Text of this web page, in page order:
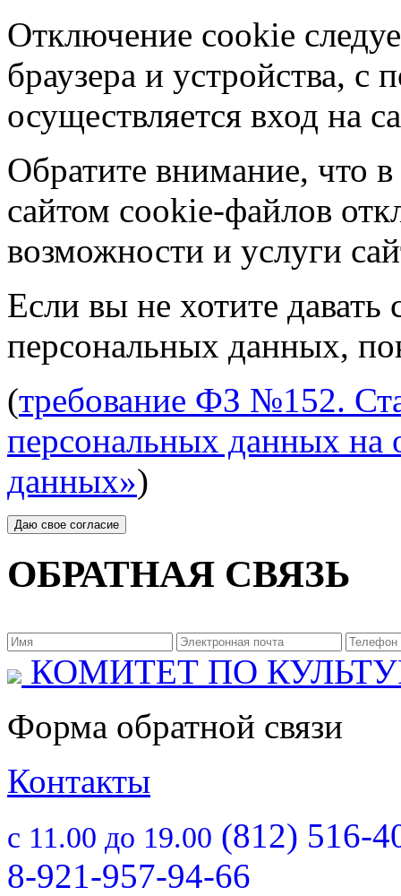
Отключение cookie
браузера и устройства,
осуществляется вход на
Обратите внимание, что в
сайтом cookie-файлов
возможности и услуги
Если вы не хотите давать
персональных данных,
(требование ФЗ №152.
персональных данных на
данных»)
ОБРАТНАЯ СВЯЗЬ
КОМИТЕТ ПО
Форма обратной связи
Контакты
с 11.00 до 19.00 (812) 516-
8-921-957-94-66